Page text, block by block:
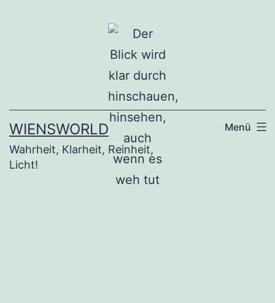
WIENSWORLD
Wahrheit, Klarheit, Reinheit,
Licht!
Menü